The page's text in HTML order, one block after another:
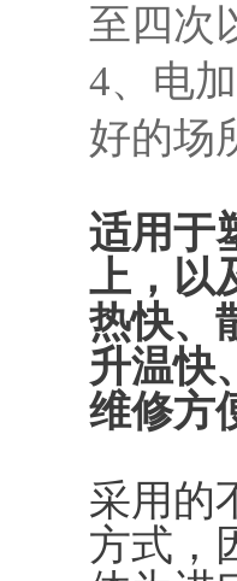
至四次
4、电
好的场
适用于
上，以
热快、
升温快
维修方
采用的
方式，